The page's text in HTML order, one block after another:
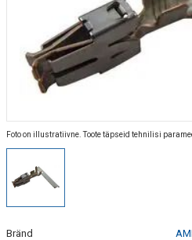
Foto on illustratiivne. Toote täpseid tehnilisi
Bränd